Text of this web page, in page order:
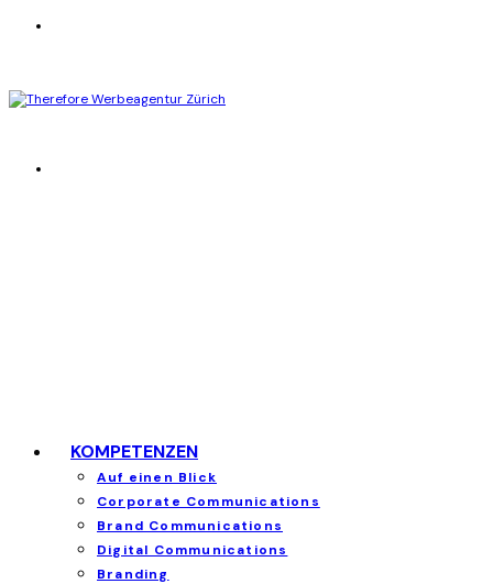
KOMPETENZEN
Auf einen Blick
Corporate Communications
Brand Communications
Digital Communications
Branding